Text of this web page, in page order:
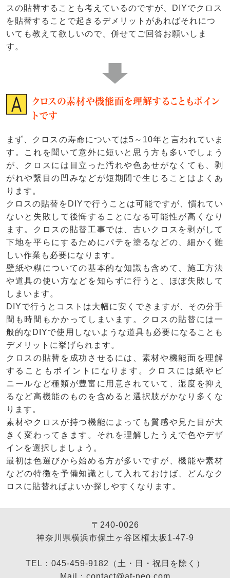
スの貼替することも考えているのですが、DIYでクロス
を貼替することで起きるデメリットがあればそれにつ
いても教えて欲しいので、併せてご回答お願いしま
す。
クロスの素材や機能面を理解することもポイン
トです
まず、クロスの寿命については5～10年と言われていま
す。これを聞いて意外に短いと思う方も多いでしょう
が、クロスには目立った汚れや色あせがなくても、剥
がれや繋目の凹みなどが短期間で生じることはよくあ
ります。
クロスの貼替をDIYで行うことは可能ですが、慣れてい
ないと失敗して後悔することになる可能性が高くなり
ます。クロスの貼替工事では、古いクロスを剥がして
下地を平らにするためにパテを塗るなどの、細かく難
しい作業も必要になります。
壁紙や糊についての基本的な知識も含めて、施工方法
や道具の使い方などを知らずに行うと、ほぼ失敗して
しまいます。
DIYで行うとコストは大幅に安くできますが、その分手
間も時間もかかってしまいます。クロスの貼替には一
般的なDIYで使用しないような道具も必要になることも
デメリットに挙げられます。
クロスの貼替を成功させるには、素材や機能面を理解
することもポイントになります。クロスには紙やビ
ニールなど種類が豊富に用意されていて、湿度を抑え
るなど高機能のものを含めると選択肢がかなり多くな
ります。
素材やクロスが持つ機能によっても質感や見た目が大
きく変わってきます。それを理解したうえで色やデザ
インを選択しましょう。
最初は色選びから始める方が多いですが、機能や素材
などの特徴を予備知識として入れておけば、どんなク
ロスに貼替ればよいか探しやすくなります。
〒240-0026
神奈川県横浜市保土ヶ谷区権太坂1-47-9
TEL：045-459-9182（土・日・祝日を除く）
Mail：contact@at-neo.com